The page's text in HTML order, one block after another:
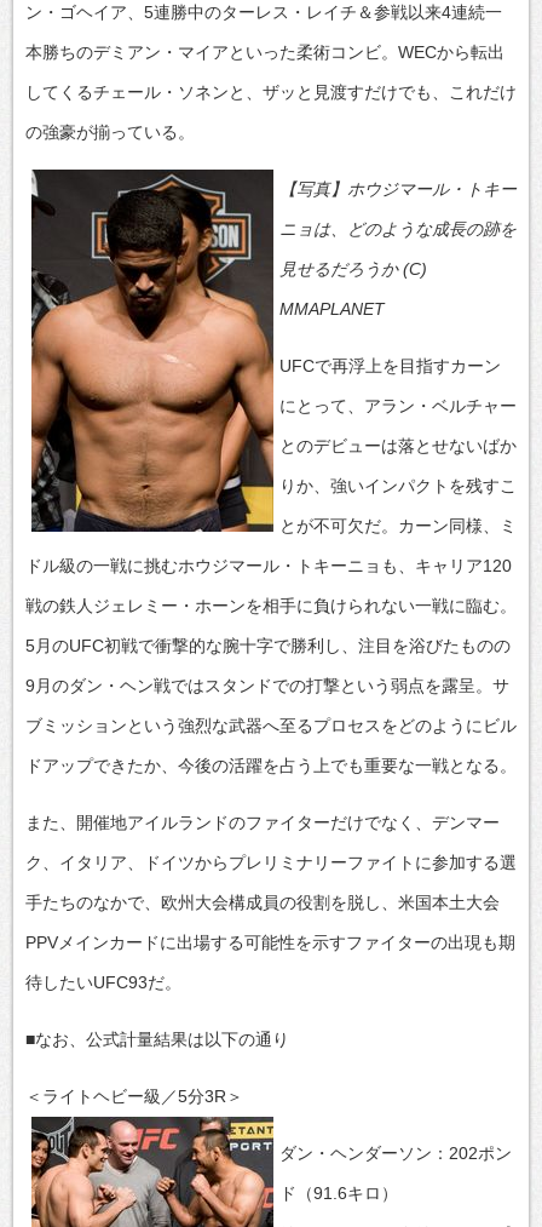
ン・ゴヘイア、5連勝中のターレス・レイチ＆参戦以来4連続一
本勝ちのデミアン・マイアといった柔術コンビ。WECから転出
してくるチェール・ソネンと、ザッと見渡すだけでも、これだけ
の強豪が揃っている。
【写真】ホウジマール・トキー
ニョは、どのような成長の跡を
見せるだろうか (C)
MMAPLANET
UFCで再浮上を目指すカーン
にとって、アラン・ベルチャー
とのデビューは落とせないばか
りか、強いインパクトを残すこ
とが不可欠だ。カーン同様、ミ
ドル級の一戦に挑むホウジマール・トキーニョも、キャリア120
戦の鉄人ジェレミー・ホーンを相手に負けられない一戦に臨む。
5月のUFC初戦で衝撃的な腕十字で勝利し、注目を浴びたものの
9月のダン・ヘン戦ではスタンドでの打撃という弱点を露呈。サ
ブミッションという強烈な武器へ至るプロセスをどのようにビル
ドアップできたか、今後の活躍を占う上でも重要な一戦となる。
また、開催地アイルランドのファイターだけでなく、デンマー
ク、イタリア、ドイツからプレリミナリーファイトに参加する選
手たちのなかで、欧州大会構成員の役割を脱し、米国本土大会
PPVメインカードに出場する可能性を示すファイターの出現も期
待したいUFC93だ。
■なお、公式計量結果は以下の通り
＜ライトヘビー級／5分3R＞
ダン・ヘンダーソン：202ポン
ド（91.6キロ）